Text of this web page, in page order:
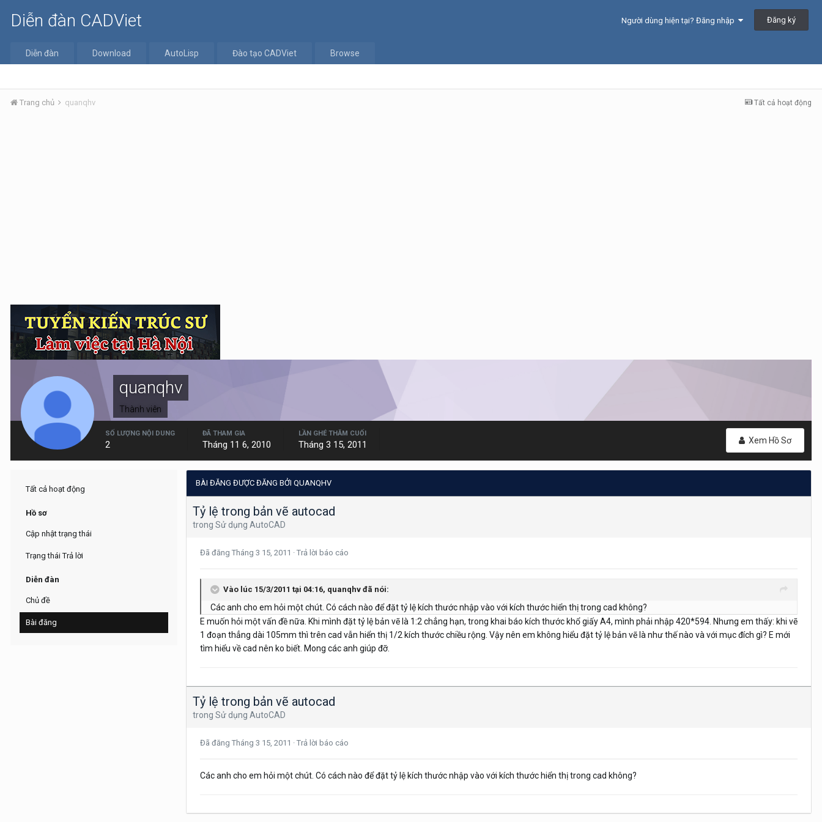
Diễn đàn CADViet Người dùng hiện tại? Đăng nhập Đăng ký
Diễn đàn Download AutoLisp Đào tạo CADViet Browse
Tất cả hoạt động
Trang chủ quanqhv
quanqhv
Thành viên
Xem Hồ Sơ
SỐ LƯỢNG NỘI DUNG
2
ĐÃ THAM GIA
Tháng 11 6, 2010
LẦN GHÉ THĂM CUỐI
Tháng 3 15, 2011
Tất cả hoạt động
Hồ sơ
Cập nhật trạng thái
Trạng thái Trả lời
Diễn đàn
Chủ đề
Bài đăng
BÀI ĐĂNG ĐƯỢC ĐĂNG BỞI QUANQHV
Tỷ lệ trong bản vẽ autocad
trong Sử dụng AutoCAD
Đã đăng Tháng 3 15, 2011 · Trả lời báo cáo
Vào lúc 15/3/2011 tại 04:16, quanqhv đã nói:
Các anh cho em hỏi một chút. Có cách nào để đặt tỷ lệ kích thước nhập vào với kích thước hiển thị trong cad không?
E muốn hỏi một vấn đề nữa. Khi mình đặt tỷ lệ bản vẽ là 1:2 chẳng hạn, trong khai báo kích thước khổ giấy A4, mình phải nhập 420*594. Nhưng em thấy: khi vẽ
1 đoạn thẳng dài 105mm thì trên cad vẫn hiển thị 1/2 kích thước chiều rộng. Vậy nên em không hiểu đặt tỷ lệ bản vẽ là như thế nào và với mục đích gì? E mới
tìm hiểu về cad nên ko biết. Mong các anh giúp đỡ.
Tỷ lệ trong bản vẽ autocad
trong Sử dụng AutoCAD
Đã đăng Tháng 3 15, 2011 · Trả lời báo cáo
Các anh cho em hỏi một chút. Có cách nào để đặt tỷ lệ kích thước nhập vào với kích thước hiển thị trong cad không?